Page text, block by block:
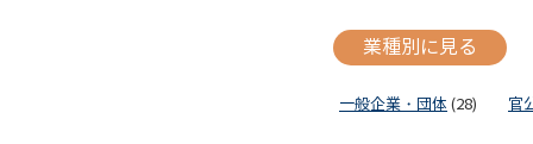
業種別に見る
一般企業・団体 (28) 官